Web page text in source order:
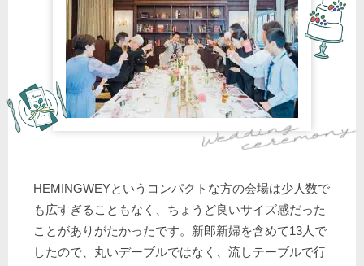
HEMINGWEYというコンパクトな方の会場は少人数で
も広すぎることもなく、ちょうど良いサイズ感だった
ことがありがたかったです。新郎新婦を含めて13人で
したので、丸いデーブルではなく、流しテーブルで行